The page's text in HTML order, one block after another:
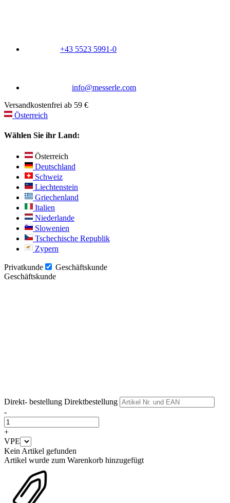
+43 5523 5991-0
info@messerle.com
Versandkostenfrei ab 59 €
Österreich
Wählen Sie ihr Land:
Österreich
Deutschland
Schweiz
Liechtenstein
Griechenland
Italien
Niederlande
Slowenien
Tschechische Republik
Zypern
Privatkunde
Geschäftskunde
Geschäftskunde
Direkt- bestellung Direktbestellung
-
+
VPE
Kein Artikel gefunden
Artikel wurde zum Warenkorb hinzugefügt